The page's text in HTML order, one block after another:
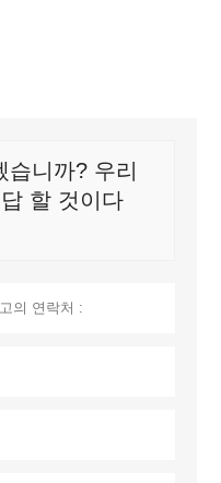
니까? 우리
할 것이다